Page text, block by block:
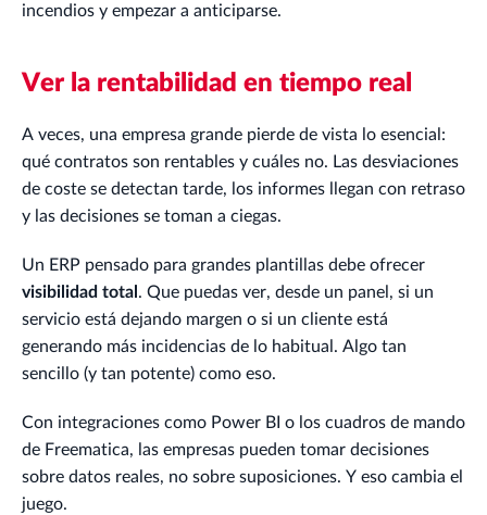
incendios y empezar a anticiparse.
Ver la rentabilidad en tiempo real
A veces, una empresa grande pierde de vista lo esencial:
qué contratos son rentables y cuáles no. Las desviaciones
de coste se detectan tarde, los informes llegan con retraso
y las decisiones se toman a ciegas.
Un ERP pensado para grandes plantillas debe ofrecer
visibilidad total. Que puedas ver, desde un panel, si un
servicio está dejando margen o si un cliente está
generando más incidencias de lo habitual. Algo tan
sencillo (y tan potente) como eso.
Con integraciones como Power BI o los cuadros de mando
de Freematica, las empresas pueden tomar decisiones
sobre datos reales, no sobre suposiciones. Y eso cambia el
juego.